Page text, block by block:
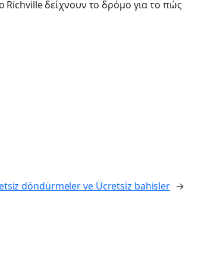
Richville δείχνουν το δρόμο για το πώς
döndürmeler ve Ücretsiz bahisler →